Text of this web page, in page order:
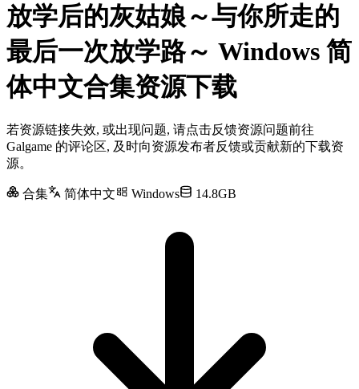
放学后的灰姑娘～与你所走的
最后一次放学路～ Windows 简
体中文合集资源下载
若资源链接失效, 或出现问题, 请点击反馈资源问题前往
Galgame 的评论区, 及时向资源发布者反馈或贡献新的下载资
源。
合集 简体中文 Windows 14.8GB